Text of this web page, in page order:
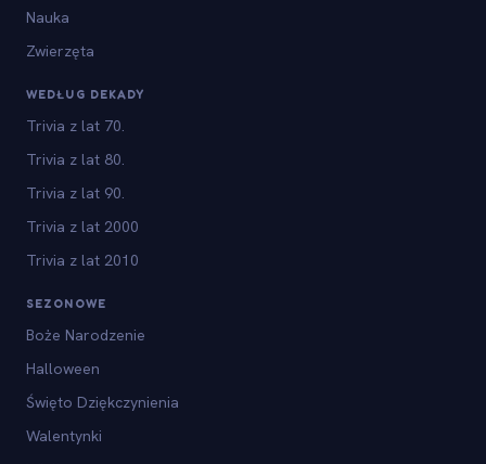
Nauka
Zwierzęta
WEDŁUG DEKADY
Trivia z lat 70.
Trivia z lat 80.
Trivia z lat 90.
Trivia z lat 2000
Trivia z lat 2010
SEZONOWE
Boże Narodzenie
Halloween
Święto Dziękczynienia
Walentynki